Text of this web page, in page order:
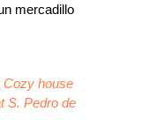
mercadillo
Cozy house
S. Pedro de